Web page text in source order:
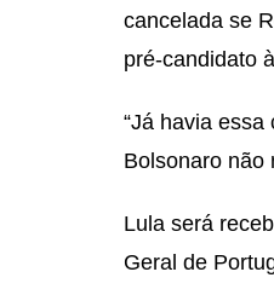
cancelada se
pré-candidato
“Já havia
Bolsonaro não
Lula será
Geral de